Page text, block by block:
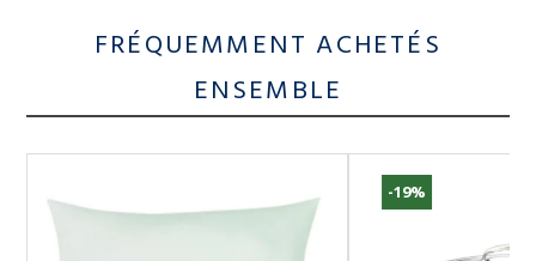
FRÉQUEMMENT ACHETÉS
ENSEMBLE
-19%